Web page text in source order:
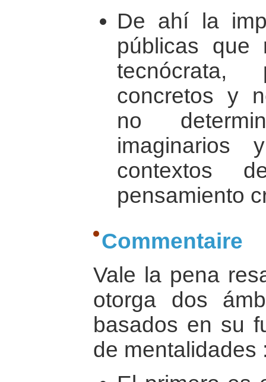
De ahí la
públicas que
tecnócrata,
concretos y
no
imaginarios
contextos
pensamiento
Commentaire
Vale la pena
otorga dos
basados en su
de mentalidades